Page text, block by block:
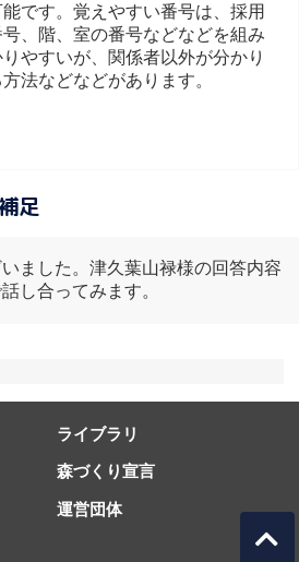
です。覚えやすい番号は、採用
、階、室の番号などなどを組み
やすいが、関係者以外が分かり
法などなどがあります。
足
ました。津久葉山禄様の回答内容
し合ってみます。
ライブラリ
森づくり宣言
運営団体